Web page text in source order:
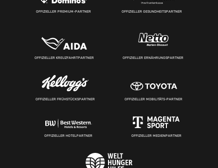
OFFIZIELLER PREMIUM-PARTNER OFFIZIELLER GESUNDHEITSPARTNER
OFFIZIELLER KREUZFAHRTPARTNER OFFIZIELLER ERNÄHRUNGSPARTNER
OFFIZIELLER FRÜHSTÜCKSPARTNER OFFIZIELLER MOBILITÄTS-PARTNER
OFFIZIELLER HOTELPARTNER OFFIZIELLER MEDIENPARTNER